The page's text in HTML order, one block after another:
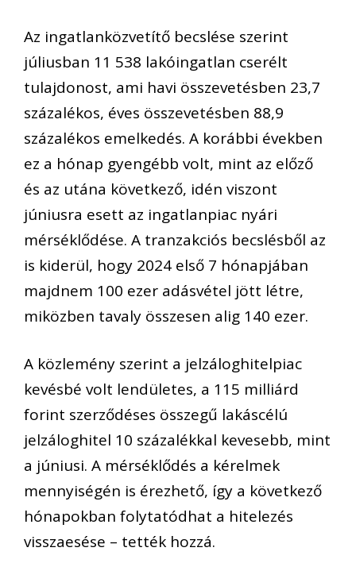
Az ingatlanközvetítő becslése szerint
júliusban 11 538 lakóingatlan cserélt
tulajdonost, ami havi összevetésben 23,7
százalékos, éves összevetésben 88,9
százalékos emelkedés. A korábbi években
ez a hónap gyengébb volt, mint az előző
és az utána következő, idén viszont
júniusra esett az ingatlanpiac nyári
mérséklődése. A tranzakciós becslésből az
is kiderül, hogy 2024 első 7 hónapjában
majdnem 100 ezer adásvétel jött létre,
miközben tavaly összesen alig 140 ezer.
A közlemény szerint a jelzáloghitelpiac
kevésbé volt lendületes, a 115 milliárd
forint szerződéses összegű lakáscélú
jelzáloghitel 10 százalékkal kevesebb, mint
a júniusi. A mérséklődés a kérelmek
mennyiségén is érezhető, így a következő
hónapokban folytatódhat a hitelezés
visszaesése – tették hozzá.